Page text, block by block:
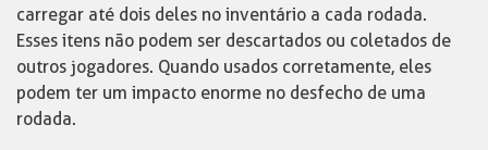
carregar até dois deles no inventário a cada rodada.
Esses itens não podem ser descartados ou coletados de
outros jogadores. Quando usados corretamente, eles
podem ter um impacto enorme no desfecho de uma
rodada.